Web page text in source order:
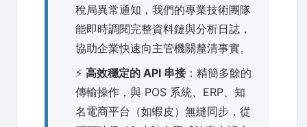
稅局異常通知，我們的專業技術團隊
能即時調閱完整資料鏈與分析日誌，
協助企業快速向主管機關釐清事實。
⚡ 高效穩定的 API 串接：精簡多餘的
傳輸操作，與 POS 系統、ERP、知
名電商平台（如蝦皮）無縫同步，從